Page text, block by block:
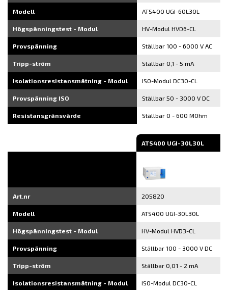
Modell ATS400 UGI-60L30L
Högspänningstest - Modul HV-Modul HVD6-CL
Provspänning Ställbar 100 - 6000 V AC
Tripp-ström Ställbar 0,1 - 5 mA
Isolationsresistansmätning - Modul ISO-Modul DC30-CL
Provspänning ISO Ställbar 50 - 3000 V DC
Resistansgränsvärde Ställbar 0 - 600 MOhm
ATS400 UGI-30L30L
Art.nr 205820
Modell ATS400 UGI-30L30L
Högspänningstest - Modul HV-Modul HVD3-CL
Provspänning Ställbar 100 - 3000 V DC
Tripp-ström Ställbar 0,01 - 2 mA
Isolationsresistansmätning - Modul ISO-Modul DC30-CL